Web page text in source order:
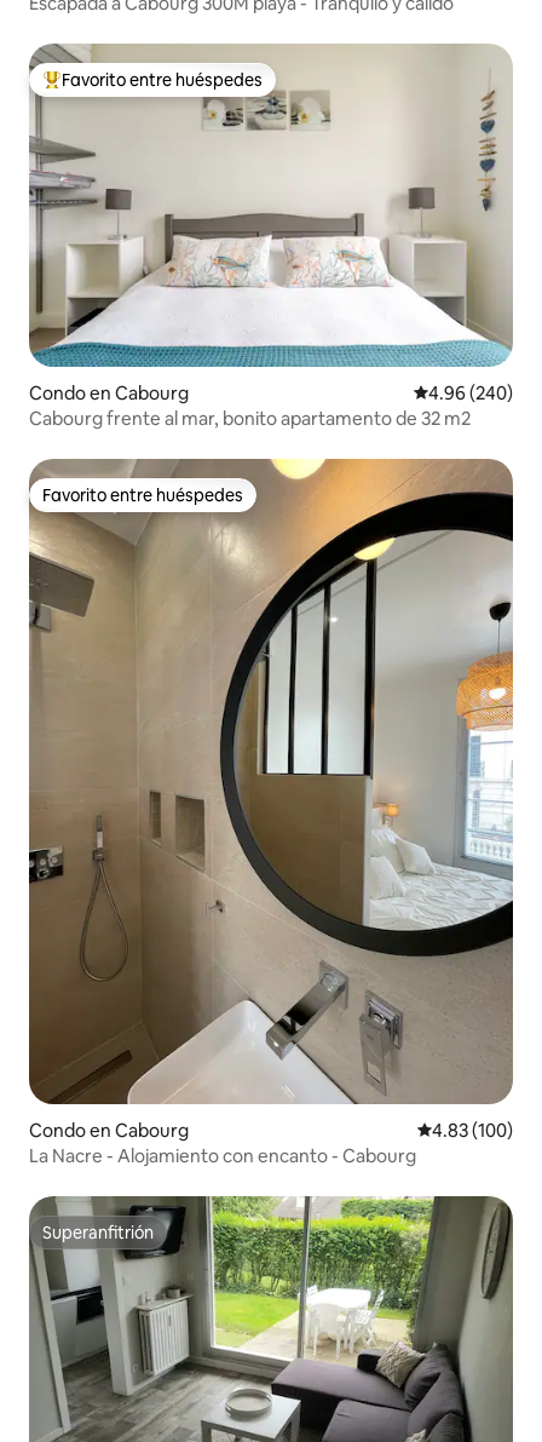
Favorito entre huéspedes preferido
Favorito entre huéspedes
Condo en Cabourg Calificación
4.96 (240)
Cabourg frente al mar, bonito apartamento de 32 m2
Favorito entre huéspedes
Favorito entre huéspedes
Condo en Cabourg Calificación
4.83 (100)
La Nacre - Alojamiento con encanto - Cabourg
Superanfitrión
Superanfitrión